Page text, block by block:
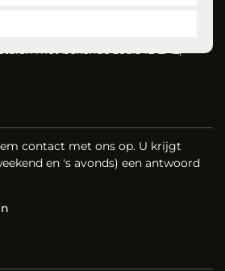
voor Duitsland, Frankrijk en
Dankzij onze website heeft u de
met bekende zoals iDEAL,
contact met ons op. U krijgt
en 's avonds) een antwoord